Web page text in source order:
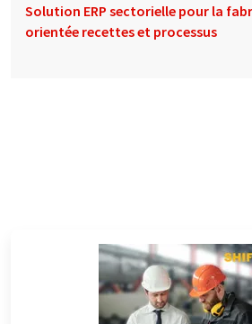
Solution ERP sectorielle pour la
orientée recettes et processus